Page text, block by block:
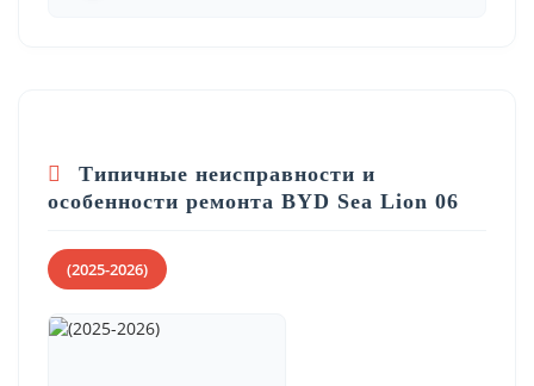
Типичные неисправности и
особенности ремонта BYD Sea Lion 06
(2025-2026)